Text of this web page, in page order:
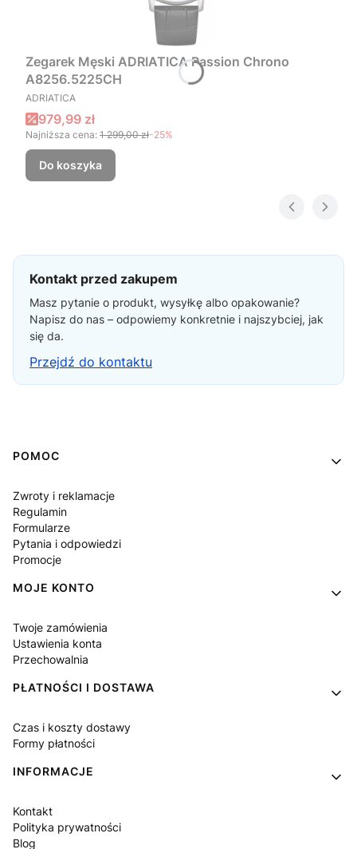
Zegarek Męski ADRIATICA Passion Chrono
A8256.5225CH
PRODUCENT
ADRIATICA
Cena promocyjna
979,99 zł
Najniższa cena: 1 299,00 zł-25%
Do koszyka
Kontakt przed zakupem
Masz pytanie o produkt, wysyłkę albo opakowanie?
Napisz do nas – odpowiemy konkretnie i najszybciej, jak
się da.
Przejdź do kontaktu
Linki w stopce
POMOC
Zwroty i reklamacje
Regulamin
Formularze
Pytania i odpowiedzi
Promocje
MOJE KONTO
Twoje zamówienia
Ustawienia konta
Przechowalnia
PŁATNOŚCI I DOSTAWA
Czas i koszty dostawy
Formy płatności
INFORMACJE
Kontakt
Polityka prywatności
Blog